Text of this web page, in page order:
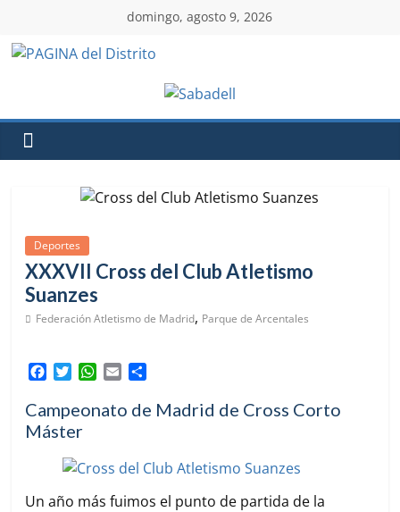
domingo, agosto 9, 2026
Deportes
XXXVII Cross del Club Atletismo
Suanzes
Federación Atletismo de Madrid, Parque de Arcentales
c
e
b
k
i
t
t
e
W
a
A
p
p
a
m
r
t
i
Campeonato de Madrid de Cross Corto
Máster
Un año más fuimos el punto de partida de la